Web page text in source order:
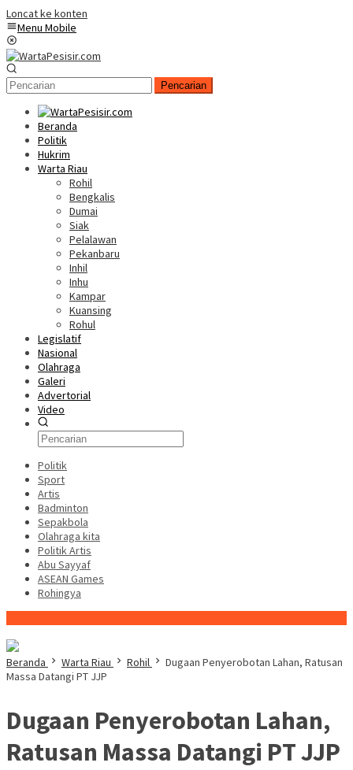
Loncat ke konten
Menu Mobile
Pencarian
Beranda
Politik
Hukrim
Warta Riau
Rohil
Bengkalis
Dumai
Siak
Pelalawan
Pekanbaru
Inhil
Inhu
Kampar
Kuansing
Rohul
Legislatif
Nasional
Olahraga
Galeri
Advertorial
Video
Politik
Sport
Artis
Badminton
Sepakbola
Olahraga kita
Politik Artis
Abu Sayyaf
ASEAN Games
Rohingya
Beranda Warta Riau Rohil
Dugaan Penyerobotan Lahan, Ratusan
Massa Datangi PT JJP
Dugaan Penyerobotan Lahan,
Ratusan Massa Datangi PT JJP